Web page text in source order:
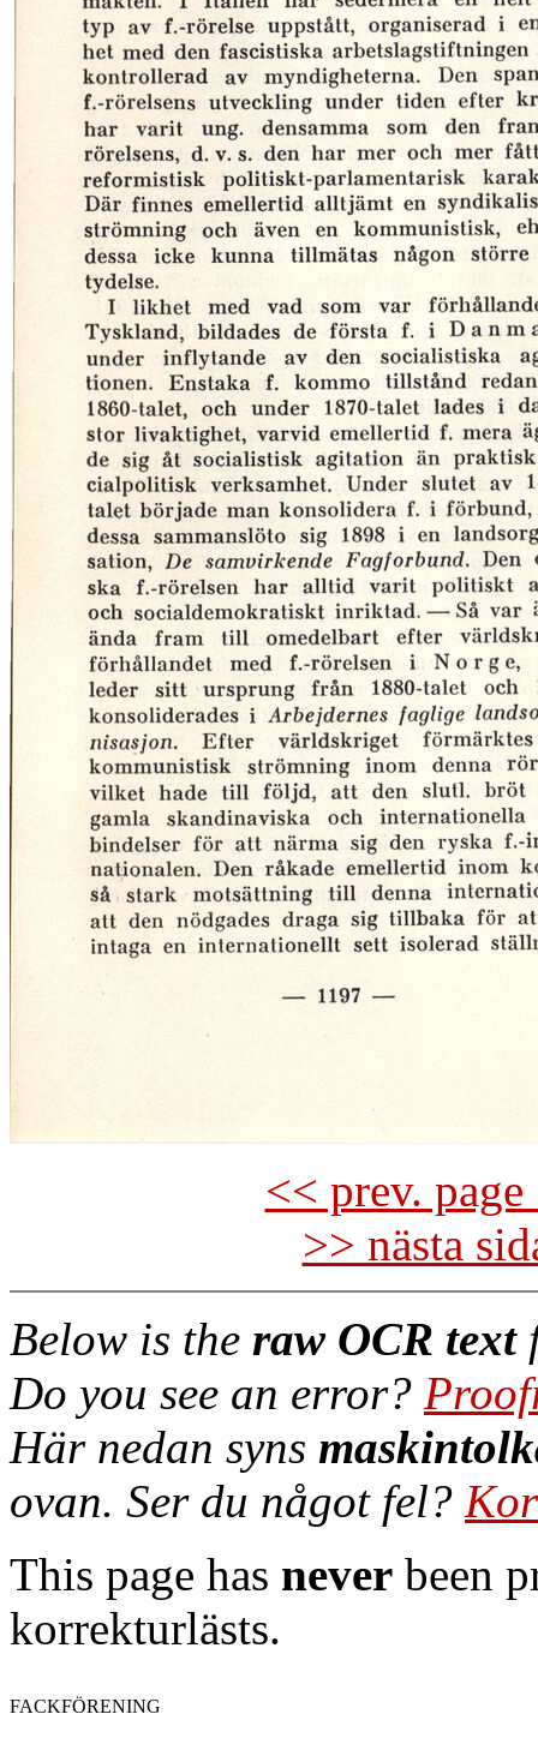
<< prev.
>> nästa
Below is the raw OCR text
Do you see an error?
Här nedan syns
ovan. Ser du något fel?
This page has never been
korrekturlästs.
FACKFÖRENING